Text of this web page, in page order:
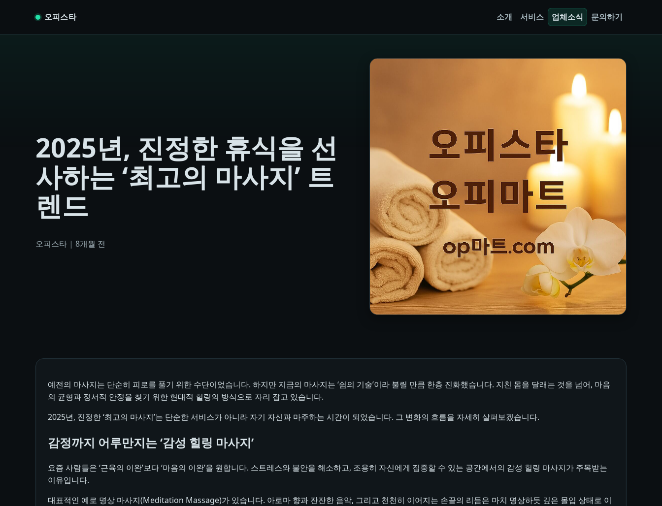
오피스타
소개 서비스 업체소식 문의하기
2025년, 진정한 휴식을 선
사하는 ‘최고의 마사지’ 트
렌드
오피스타 | 8개월 전
예전의 마사지는 단순히 피로를 풀기 위한 수단이었습니다. 하지만 지금의 마사지는 ‘쉼의 기술’이라 불릴 만큼 한층 진화했습니다. 지친 몸을 달래는 것을 넘어, 마음
의 균형과 정서적 안정을 찾기 위한 현대적 힐링의 방식으로 자리 잡고 있습니다.
2025년, 진정한 ‘최고의 마사지’는 단순한 서비스가 아니라 자기 자신과 마주하는 시간이 되었습니다. 그 변화의 흐름을 자세히 살펴보겠습니다.
감정까지 어루만지는 ‘감성 힐링 마사지’
요즘 사람들은 ‘근육의 이완’보다 ‘마음의 이완’을 원합니다. 스트레스와 불안을 해소하고, 조용히 자신에게 집중할 수 있는 공간에서의 감성 힐링 마사지가 주목받는
이유입니다.
대표적인 예로 명상 마사지(Meditation Massage)가 있습니다. 아로마 향과 잔잔한 음악, 그리고 천천히 이어지는 손끝의 리듬은 마치 명상하듯 깊은 몰입 상태로 이